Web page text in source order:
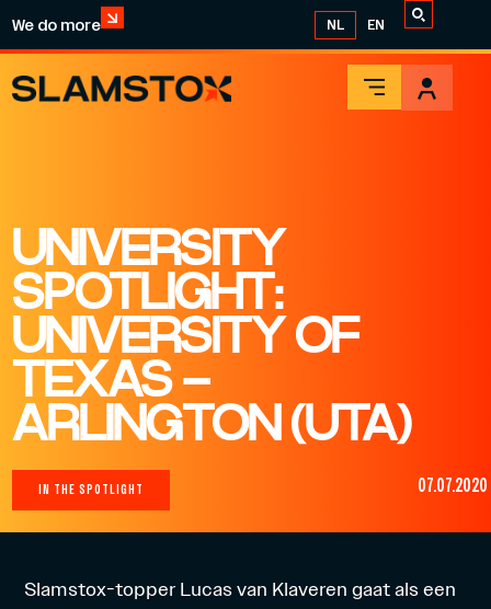
We do more NL EN
UNIVERSITY
SPOTLIGHT:
UNIVERSITY OF
TEXAS –
ARLINGTON (UTA)
IN THE SPOTLIGHT 07.07.2020
Slamstox-topper Lucas van Klaveren gaat als een